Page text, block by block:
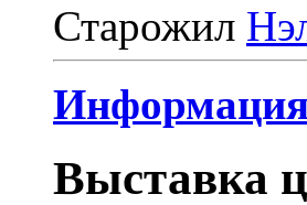
Старожил
Информация
Выставка